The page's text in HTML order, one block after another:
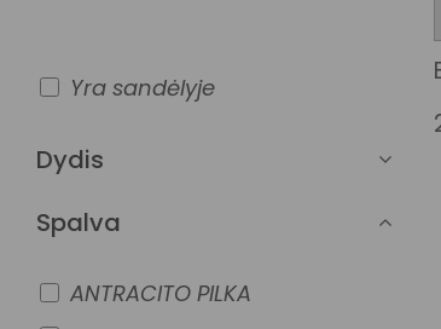
Yra sandėlyje
Dydis
Spalva
ANTRACITO PILKA